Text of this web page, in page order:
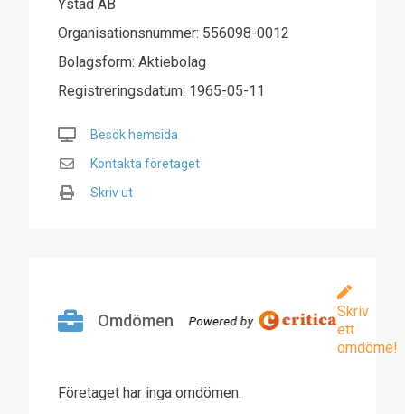
Ystad AB
Organisationsnummer: 556098-0012
Bolagsform: Aktiebolag
Registreringsdatum: 1965-05-11
Besök hemsida
Kontakta företaget
Skriv ut
Omdömen
Skriv
ett
omdöme!
Företaget har inga omdömen.